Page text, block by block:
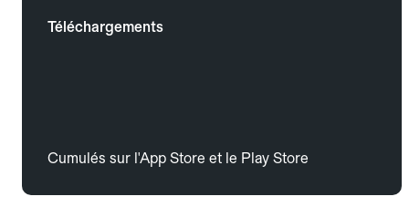
Téléchargements
Cumulés sur l'App Store et le Play Store